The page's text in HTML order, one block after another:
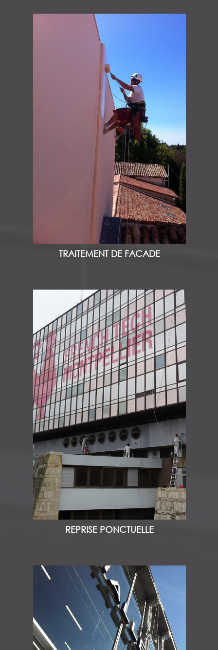
TRAITEMENT DE FACADE
REPRISE PONCTUELLE